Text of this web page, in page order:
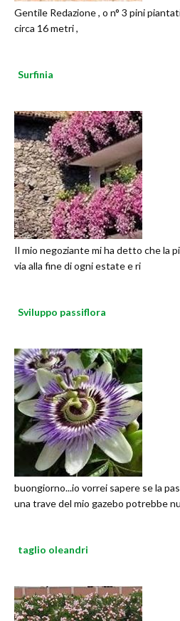
Gentile Redazione , o n° 3 pini
circa 16 metri ,
Surfinia
Il mio negoziante mi ha detto che la
via alla fine di ogni estate e ri
Sviluppo passiflora
buongiorno...io vorrei sapere se la
una trave del mio gazebo potrebbe
taglio oleandri